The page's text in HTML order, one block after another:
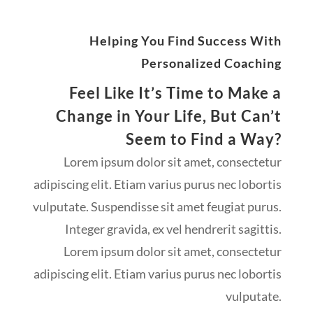
Helping You Find Success With
Personalized Coaching
Feel Like It’s Time to Make a
Change in Your Life, But Can’t
Seem to Find a Way?
Lorem ipsum dolor sit amet, consectetur
adipiscing elit. Etiam varius purus nec lobortis
vulputate. Suspendisse sit amet feugiat purus.
Integer gravida, ex vel hendrerit sagittis.
Lorem ipsum dolor sit amet, consectetur
adipiscing elit. Etiam varius purus nec lobortis
vulputate.